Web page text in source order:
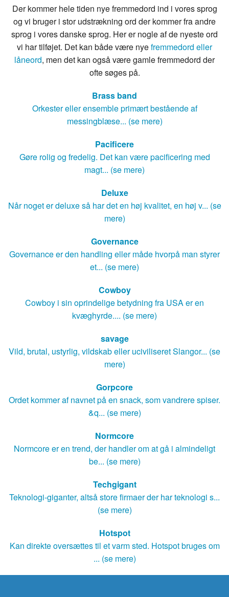
Der kommer hele tiden nye fremmedord ind i vores sprog
og vi bruger i stor udstrækning ord der kommer fra andre
sprog i vores danske sprog. Her er nogle af de nyeste ord
vi har tilføjet. Det kan både være nyefremmedord eller
låneord, men det kan også være gamle fremmedord der
ofte søges på.
Brass band
Orkester eller ensemble primært bestående af
messingblæse... (se mere)
Pacificere
Gøre rolig og fredelig. Det kan være pacificering med
magt... (se mere)
Deluxe
Når noget er deluxe så har det en høj kvalitet, en høj v... (se
mere)
Governance
Governance er den handling eller måde hvorpå man styrer
et... (se mere)
Cowboy
Cowboy i sin oprindelige betydning fra USA er en
kvæghyrde.... (se mere)
savage
Vild, brutal, ustyrlig, vildskab eller uciviliseret Slangor... (se
mere)
Gorpcore
Ordet kommer af navnet på en snack, som vandrere spiser.
&q... (se mere)
Normcore
Normcore er en trend, der handler om at gå i almindeligt
be... (se mere)
Techgigant
Teknologi-giganter, altså store firmaer der har teknologi s...
(se mere)
Hotspot
Kan direkte oversættes til et varm sted. Hotspot bruges om
... (se mere)